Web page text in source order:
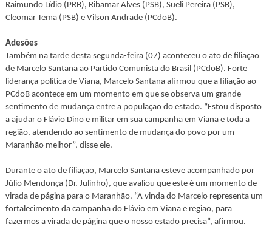
Raimundo Lídio (PRB), Ribamar Alves (PSB), Sueli Pereira (PSB),
Cleomar Tema (PSB) e Vilson Andrade (PCdoB).
Adesões
Também na tarde desta segunda-feira (07) aconteceu o ato de filiação
de Marcelo Santana ao Partido Comunista do Brasil (PCdoB). Forte
liderança política de Viana, Marcelo Santana afirmou que a filiação ao
PCdoB acontece em um momento em que se observa um grande
sentimento de mudança entre a população do estado. “Estou disposto
a ajudar o Flávio Dino e militar em sua campanha em Viana e toda a
região, atendendo ao sentimento de mudança do povo por um
Maranhão melhor”, disse ele.
Durante o ato de filiação, Marcelo Santana esteve acompanhado por
Júlio Mendonça (Dr. Julinho), que avaliou que este é um momento de
virada de página para o Maranhão. “A vinda do Marcelo representa um
fortalecimento da campanha do Flávio em Viana e região, para
fazermos a virada de página que o nosso estado precisa”, afirmou.